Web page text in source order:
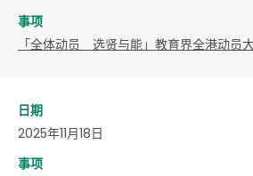
事项
「全体动员 选贤与能」教育界全港动员
日期
2025年11月18日
事项